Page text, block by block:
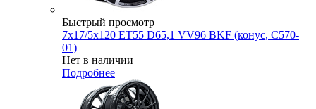
Быстрый просмотр
7x17/5x120 ET55 D65,1 VV96 BKF (конус, C570-
01)
Нет в наличии
Подробнее